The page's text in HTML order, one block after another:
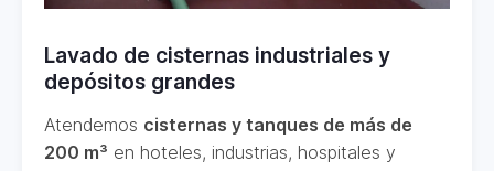
Lavado de cisternas industriales y
depósitos grandes
Atendemos cisternas y tanques de más de
200 m³ en hoteles, industrias, hospitales y